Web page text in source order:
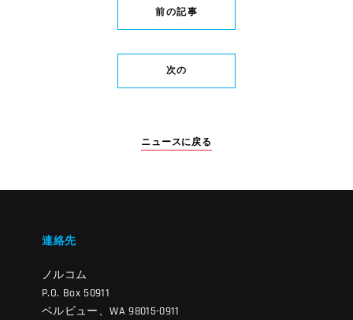
前の記事
次の
ニュースに戻る
連絡先
ノルコム
P.O. Box 50911
ベルビュー、WA 98015-0911